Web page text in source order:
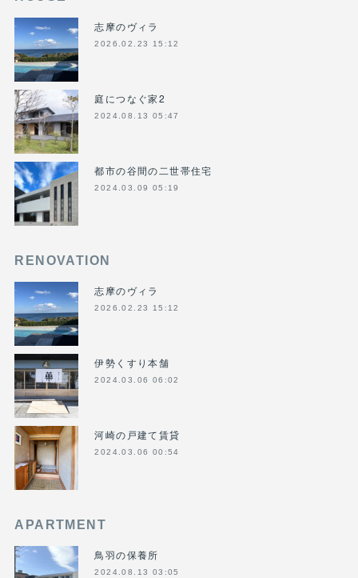
志摩のヴィラ
2026.02.23 15:12
庭につなぐ家2
2024.08.13 05:47
都市の谷間の二世帯住宅
2024.03.09 05:19
RENOVATION
志摩のヴィラ
2026.02.23 15:12
伊勢くすり本舗
2024.03.06 06:02
河崎の戸建て賃貸
2024.03.06 00:54
APARTMENT
鳥羽の保養所
2024.08.13 03:05